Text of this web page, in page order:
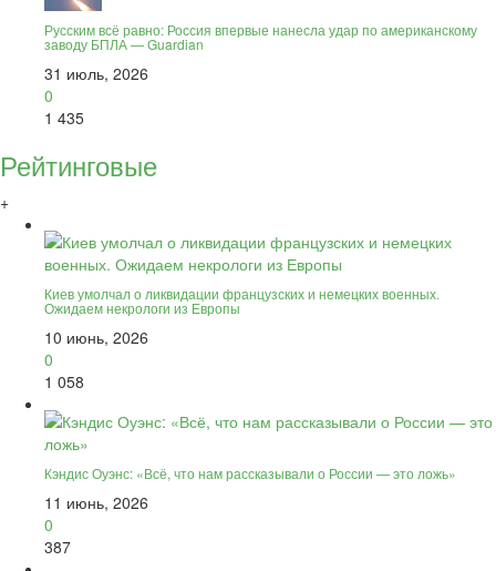
Русским всё равно: Россия впервые нанесла удар по американскому
заводу БПЛА — Guardian
31 июль, 2026
0
1 435
Рейтинговые
+
Киев умолчал о ликвидации французских и немецких военных.
Ожидаем некрологи из Европы
10 июнь, 2026
0
1 058
Кэндис Оуэнс: «Всё, что нам рассказывали о России — это ложь»
11 июнь, 2026
0
387